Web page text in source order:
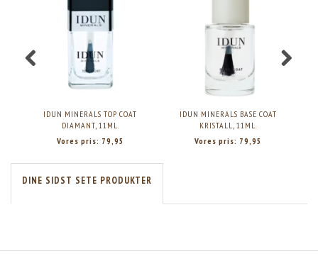
IDUN MINERALS TOP COAT
DIAMANT, 11ML.
Vores pris: 79,95
IDUN MINERALS BASE COAT
KRISTALL, 11ML.
Vores pris: 79,95
DINE SIDST SETE PRODUKTER